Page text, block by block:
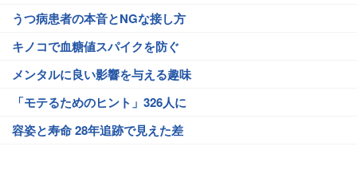
うつ病患者の本音とNGな接し方
キノコで血糖値スパイクを防ぐ
メンタルに良い影響を与える趣味
「モテるためのヒント」326人に
容姿と寿命 28年追跡で見えた差